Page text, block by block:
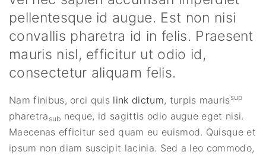
pellentesque id augue. Est non nisi
convallis pharetra id in felis. Praesent
mauris nisl, efficitur ut odio id,
consectetur aliquam felis.
Nam finibus, orci quis link dictum, turpis maurissup
pharetra sub neque, id sagittis odio augue eget nisi.
Maecenas efficitur sed quam eu euismod. Quisque et
ipsum non diam suscipit lacinia. Sed a leo commodo,